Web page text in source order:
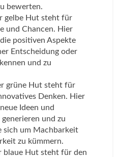
bewerten.
gelbe Hut steht für
und Chancen. Hier
positiven Aspekte
Entscheidung oder
und zu
grüne Hut steht für
Denken. Hier
Ideen und
und zu
sich um Machbarkeit
zu kümmern.
blaue Hut steht für den